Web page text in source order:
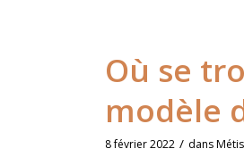
Où se
modèle
8 février 2022 / dans